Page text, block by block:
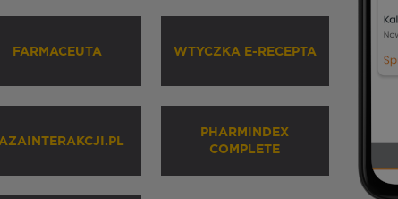
FARMACEUTA WTYCZKA E-RECEPTA
PHARMINDEX
COMPLETE